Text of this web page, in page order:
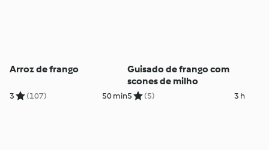
Arroz de frango
3 (107) 50 min
Guisado de frango com
scones de milho
5 (5) 3 h